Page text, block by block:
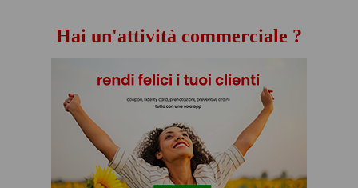
Hai un'attività commerciale ?